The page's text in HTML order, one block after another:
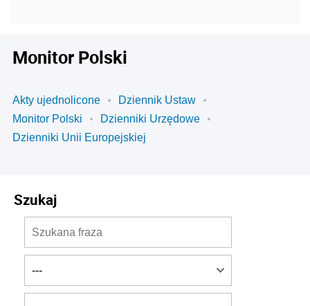
Monitor Polski
Akty ujednolicone
Dziennik Ustaw
Monitor Polski
Dzienniki Urzędowe
Dzienniki Unii Europejskiej
Szukaj